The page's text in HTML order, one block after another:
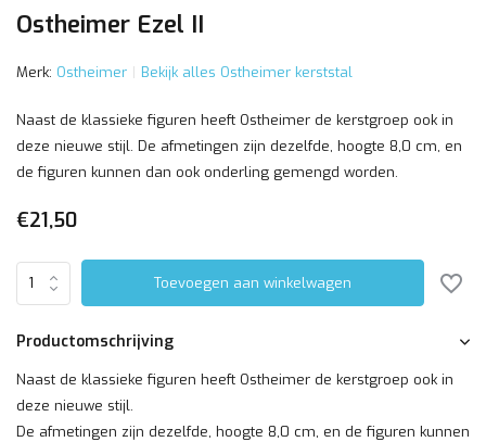
Ostheimer Ezel II
Merk: Ostheimer Bekijk alles Ostheimer kerststal
Naast de klassieke figuren heeft Ostheimer de kerstgroep ook in
deze nieuwe stijl. De afmetingen zijn dezelfde, hoogte 8,0 cm, en
de figuren kunnen dan ook onderling gemengd worden.
€21,50
Toevoegen aan winkelwagen
Productomschrijving
Naast de klassieke figuren heeft Ostheimer de kerstgroep ook in
deze nieuwe stijl.
De afmetingen zijn dezelfde, hoogte 8,0 cm, en de figuren kunnen